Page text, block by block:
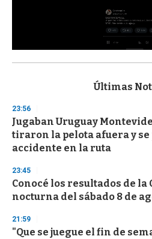
s
d
s
o
f
3
s
e
c
o
d
s
Últimas
23:56
Jugaban Uruguay
tiraron la pelota afuera y
accidente en la ruta
23:45
Conocé los resultados de la
nocturna del sábado 8 de
21:59
"Que se juegue el fin de